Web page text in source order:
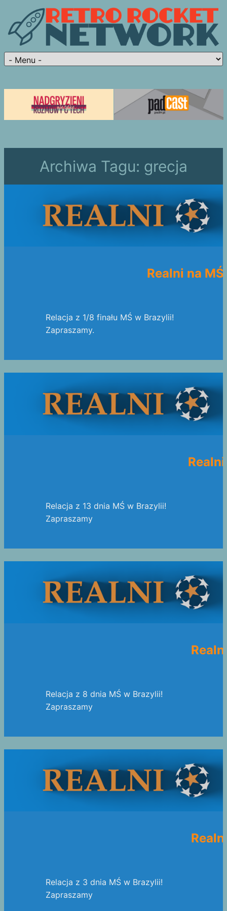
Archiwa Tagu: grecja
Realni na
Relacja z 1/8 finału MŚ w Brazylii!
Zapraszamy.
Relacja z 13 dnia MŚ w Brazylii!
Zapraszamy
Relacja z 8 dnia MŚ w Brazylii!
Zapraszamy
Relacja z 3 dnia MŚ w Brazylii!
Zapraszamy